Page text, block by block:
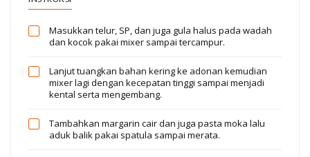
Masukkan telur, SP, dan juga gula halus pada wadah
dan kocok pakai mixer sampai tercampur.
Lanjut tuangkan bahan kering ke adonan kemudian
mixer lagi dengan kecepatan tinggi sampai menjadi
kental serta mengembang.
Tambahkan margarin cair dan juga pasta moka lalu
aduk balik pakai spatula sampai merata.